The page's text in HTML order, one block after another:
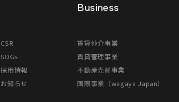
CSR
SDGs
採用情報
お知らせ
Business
賃貸仲介事業
賃貸管理事業
不動産売買事業
国際事業（wagaya Japan）